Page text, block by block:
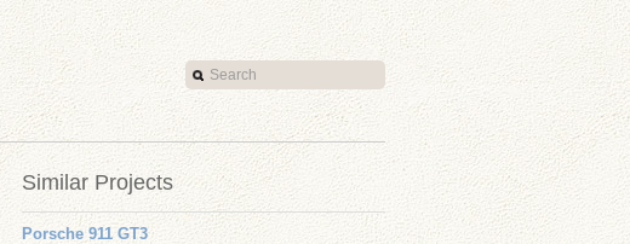
Similar Projects
Porsche 911 GT3